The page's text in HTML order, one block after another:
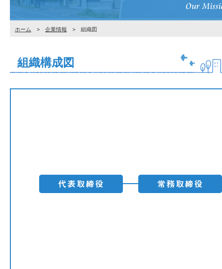
ホーム > 企業情報 > 組織図
組織構成図